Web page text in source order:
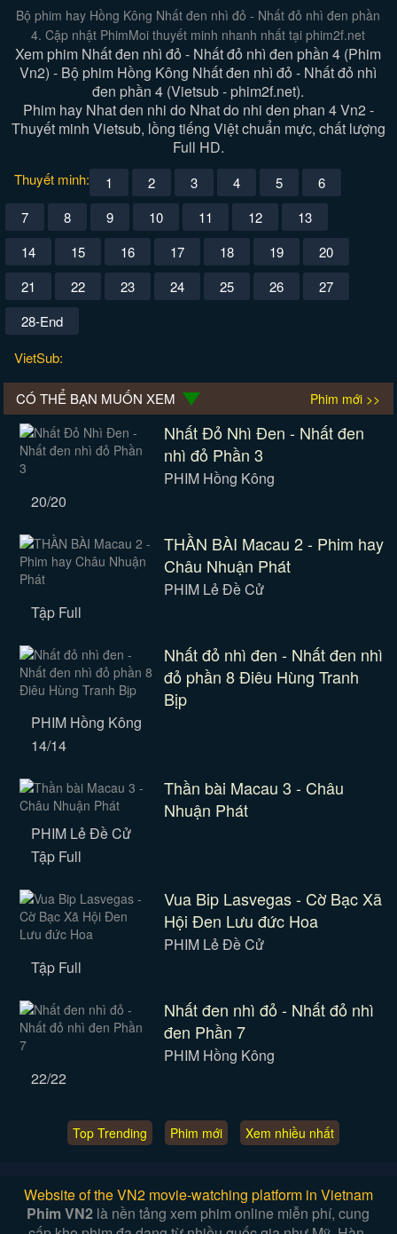
Bộ phim hay Hồng Kông Nhất đen nhì đỏ - Nhất đỏ nhì đen phần
4. Cập nhật PhimMoi thuyết minh nhanh nhất tại phim2f.net
Xem phim Nhất đen nhì đỏ - Nhất đỏ nhì đen phần 4 (Phim
Vn2) - Bộ phim Hồng Kông Nhất đen nhì đỏ - Nhất đỏ nhì
đen phần 4 (Vietsub - phim2f.net).
Phim hay Nhat den nhi do Nhat do nhi den phan 4 Vn2 -
Thuyết minh Vietsub, lồng tiếng Việt chuẩn mực, chất lượng
Full HD.
Thuyết minh: 1 2 3 4 5
6
7
8 9 10 11 12
13
14
15 16 17 18 19
20
21
22 23 24 25 26
27
28-End
VietSub:
CÓ THỂ BẠN MUỐN XEM Phim mới >>
Nhất Đỏ Nhì Đen - Nhất đen
nhì đỏ Phần 3
PHIM Hồng Kông
20/20
THẦN BÀI Macau 2 - Phim hay
Châu Nhuận Phát
PHIM Lẻ Đề Cử
Tập Full
Nhất đỏ nhì đen - Nhất đen nhì
đỏ phần 8 Điêu Hùng Tranh
Bịp
PHIM Hồng Kông
14/14
Thần bài Macau 3 - Châu
Nhuận Phát
PHIM Lẻ Đề Cử
Tập Full
Vua Bip Lasvegas - Cờ Bạc Xã
Hội Đen Lưu đức Hoa
PHIM Lẻ Đề Cử
Tập Full
Nhất đen nhì đỏ - Nhất đỏ nhì
đen Phần 7
PHIM Hồng Kông
22/22
Top Trending Phim mới Xem nhiều nhất
Website of the VN2 movie-watching platform in Vietnam
Phim VN2 là nền tảng xem phim online miễn phí, cung